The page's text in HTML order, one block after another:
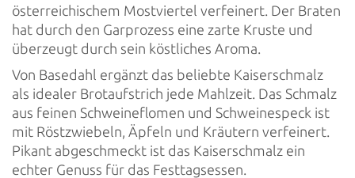
österreichischem Mostviertel verfeinert. Der Braten
hat durch den Garprozess eine zarte Kruste und
überzeugt durch sein köstliches Aroma.
Von Basedahl ergänzt das beliebte Kaiserschmalz
als idealer Brotaufstrich jede Mahlzeit. Das Schmalz
aus feinen Schweineflomen und Schweinespeck ist
mit Röstzwiebeln, Äpfeln und Kräutern verfeinert.
Pikant abgeschmeckt ist das Kaiserschmalz ein
echter Genuss für das Festtagsessen.